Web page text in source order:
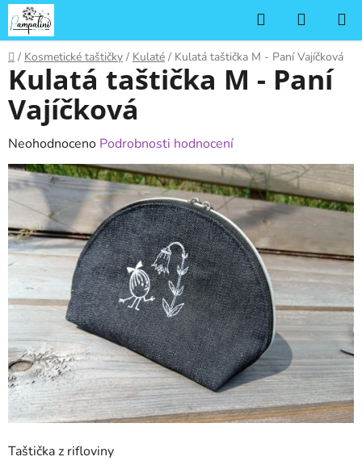
Přejít
na
obsah
Hledat
KOŠÍK
Domů
/ Kosmetické taštičky / Kulaté / Kulatá taštička M - Paní Vajíčková
Taštička z rifloviny
Kulatá taštička M - Paní
Vajíčková
Průměrné
hodnocení
produktu
je
0,0
z
hvězdiček.
Neohodnoceno Podrobnosti hodnocení